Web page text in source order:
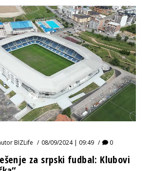
BIZLife 08/09/2024 | 09:49 0
za srpski fudbal: Klubovi